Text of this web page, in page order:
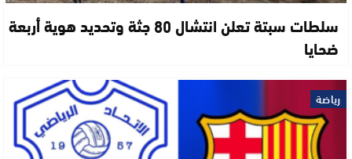
سلطات سبتة تعلن انتشال 80 جثة وتحديد هوية أربعة
ضحايا
رياضة